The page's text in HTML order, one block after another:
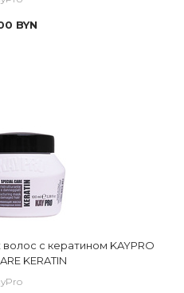
BYN
с кератином KAYPRO
KERATIN